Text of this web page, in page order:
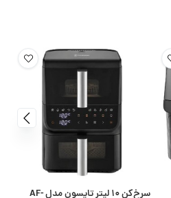
سرخ‌کن 10 لیتر تاپسون مدل AF-